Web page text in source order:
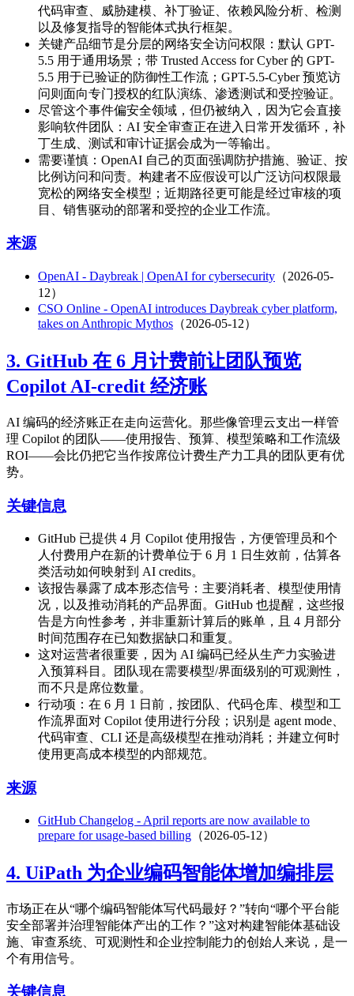
代码审查、威胁建模、补丁验证、依赖风险分析、检测
以及修复指导的智能体式执行框架。
关键产品细节是分层的网络安全访问权限：默认 GPT-
5.5 用于通用场景；带 Trusted Access for Cyber 的 GPT-
5.5 用于已验证的防御性工作流；GPT-5.5-Cyber 预览访
问则面向专门授权的红队演练、渗透测试和受控验证。
尽管这个事件偏安全领域，但仍被纳入，因为它会直接
影响软件团队：AI 安全审查正在进入日常开发循环，补
丁生成、测试和审计证据会成为一等输出。
需要谨慎：OpenAI 自己的页面强调防护措施、验证、按
比例访问和问责。构建者不应假设可以广泛访问权限最
宽松的网络安全模型；近期路径更可能是经过审核的项
目、销售驱动的部署和受控的企业工作流。
来源
OpenAI - Daybreak | OpenAI for cybersecurity （2026-05-
12）
CSO Online - OpenAI introduces Daybreak cyber platform,
takes on Anthropic Mythos （2026-05-12）
3. GitHub 在 6 月计费前让团队预览
Copilot AI-credit 经济账
AI 编码的经济账正在走向运营化。那些像管理云支出一样管
理 Copilot 的团队——使用报告、预算、模型策略和工作流级
ROI——会比仍把它当作按席位计费生产力工具的团队更有优
势。
关键信息
GitHub 已提供 4 月 Copilot 使用报告，方便管理员和个
人付费用户在新的计费单位于 6 月 1 日生效前，估算各
类活动如何映射到 AI credits。
该报告暴露了成本形态信号：主要消耗者、模型使用情
况，以及推动消耗的产品界面。GitHub 也提醒，这些报
告是方向性参考，并非重新计算后的账单，且 4 月部分
时间范围存在已知数据缺口和重复。
这对运营者很重要，因为 AI 编码已经从生产力实验进
入预算科目。团队现在需要模型/界面级别的可观测性，
而不只是席位数量。
行动项：在 6 月 1 日前，按团队、代码仓库、模型和工
作流界面对 Copilot 使用进行分段；识别是 agent mode、
代码审查、CLI 还是高级模型在推动消耗；并建立何时
使用更高成本模型的内部规范。
来源
GitHub Changelog - April reports are now available to
prepare for usage-based billing （2026-05-12）
4. UiPath 为企业编码智能体增加编排层
市场正在从“哪个编码智能体写代码最好？”转向“哪个平台能
安全部署并治理智能体产出的工作？”这对构建智能体基础设
施、审查系统、可观测性和企业控制能力的创始人来说，是一
个有用信号。
关键信息